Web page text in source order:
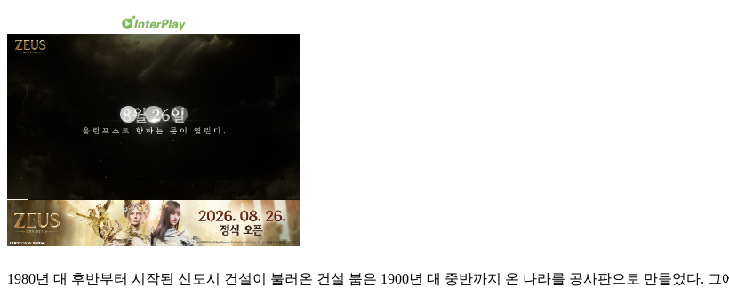
1980년 대 후반부터 시작된 신도시 건설이 불러온 건설 붐은 1900년 대 중반까지 온 나라를 공사판으로 만들었다.